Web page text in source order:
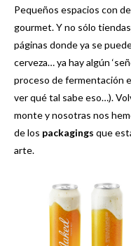
Pequeños espacios con
gourmet. Y no sólo
páginas donde ya se
cerveza… ya hay algún
proceso de fermentación
ver qué tal sabe eso…).
monte y nosotras nos
de los packagings que
arte.